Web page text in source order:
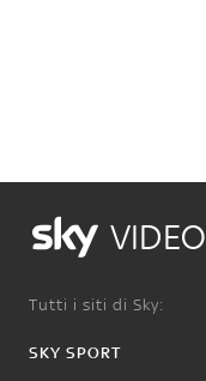
VIDEO
Tutti i siti di Sky:
SKY SPORT